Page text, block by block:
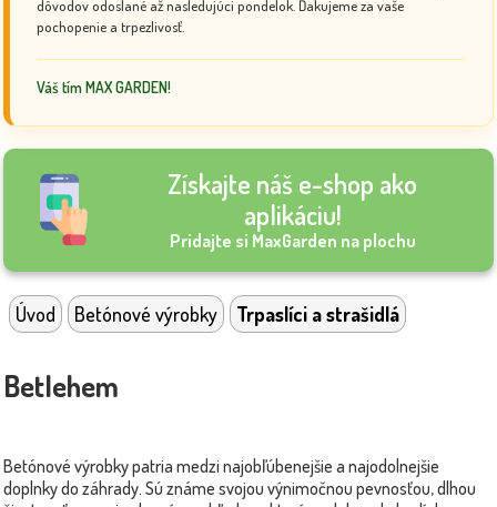
dôvodov odoslané až nasledujúci pondelok. Ďakujeme za vaše
pochopenie a trpezlivosť.
Váš tím MAX GARDEN!
Získajte náš e-shop ako
aplikáciu!
Pridajte si MaxGarden na plochu
Úvod Betónové výrobky Trpaslíci a strašidlá
Betlehem
Betónové výrobky patria medzi najobľúbenejšie a najodolnejšie
doplnky do záhrady. Sú známe svojou výnimočnou pevnosťou, dlhou